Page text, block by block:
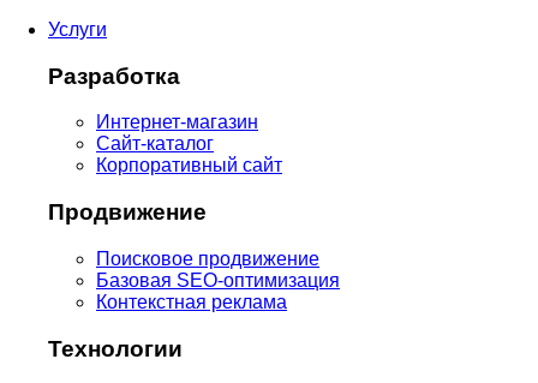
Услуги
Разработка
Интернет-магазин
Сайт-каталог
Корпоративный сайт
Продвижение
Поисковое продвижение
Базовая SEO-оптимизация
Контекстная реклама
Технологии